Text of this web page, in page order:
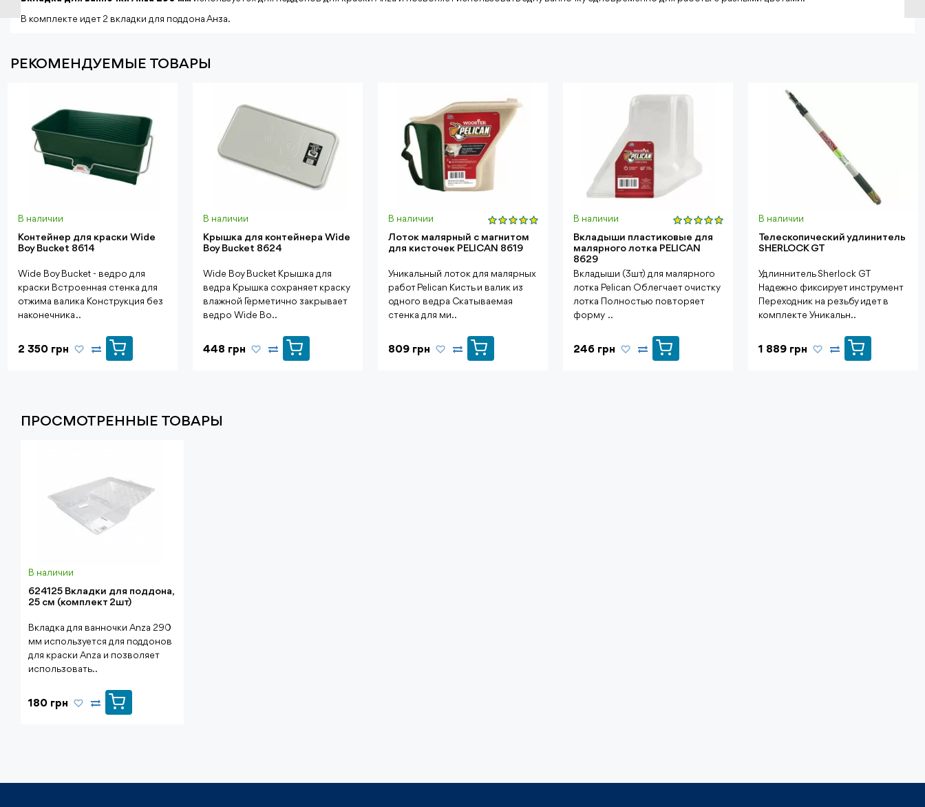
В комплекте идет 2 вкладки для поддона Анза.
РЕКОМЕНДУЕМЫЕ ТОВАРЫ
В наличии
Контейнер для краски Wide
Boy Bucket 8614
Wide Boy Bucket - ведро для
краски Встроенная стенка для
отжима валика Конструкция без
наконечника ..
2 350 грн
В наличии
Крышка для контейнера Wide
Boy Bucket 8624
Wide Boy Bucket Крышка для
ведра Крышка сохраняет краску
влажной Герметично закрывает
ведро Wide Bo..
448 грн
В наличии
Лоток малярный с магнитом
для кисточек PELICAN 8619
Уникальный лоток для малярных
работ Pelican Кисть и валик из
одного ведра Скатываемая
стенка для ми..
809 грн
В наличии
Вкладыши пластиковые для
малярного лотка PELICAN
8629
Вкладыши (3шт) для малярного
лотка Pelican Облегчает очистку
лотка Полностью повторяет
форму ..
246 грн
В наличии
Телескопический удлинитель
SHERLOCK GT
Удлиннитель Sherlock GT
Надежно фиксирует инструмент
Переходник на резьбу идет в
комплекте Уникальн..
1 889 грн
ПРОСМОТРЕННЫЕ ТОВАРЫ
В наличии
624125 Вкладки для поддона,
25 см (комплект 2шт)
Вкладка для ванночки Anza 290
мм используется для поддонов
для краски Anza и позволяет
использовать ..
180 грн